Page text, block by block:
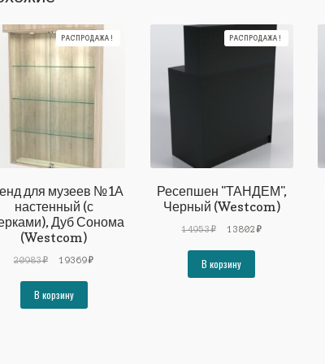
для музеев №1А
настенный (с
Дуб Сонома
(Westcom)
РАСПРОДАЖА!
20983₽
Первоначальная
20983₽.
19369₽Текущая
В корзину
Ресепшен "ТАНДЕМ",
Черный (Westcom)
РАСПРОДАЖА!
14953₽
Первоначальная
14953₽.
13802₽Текущая
В корзину